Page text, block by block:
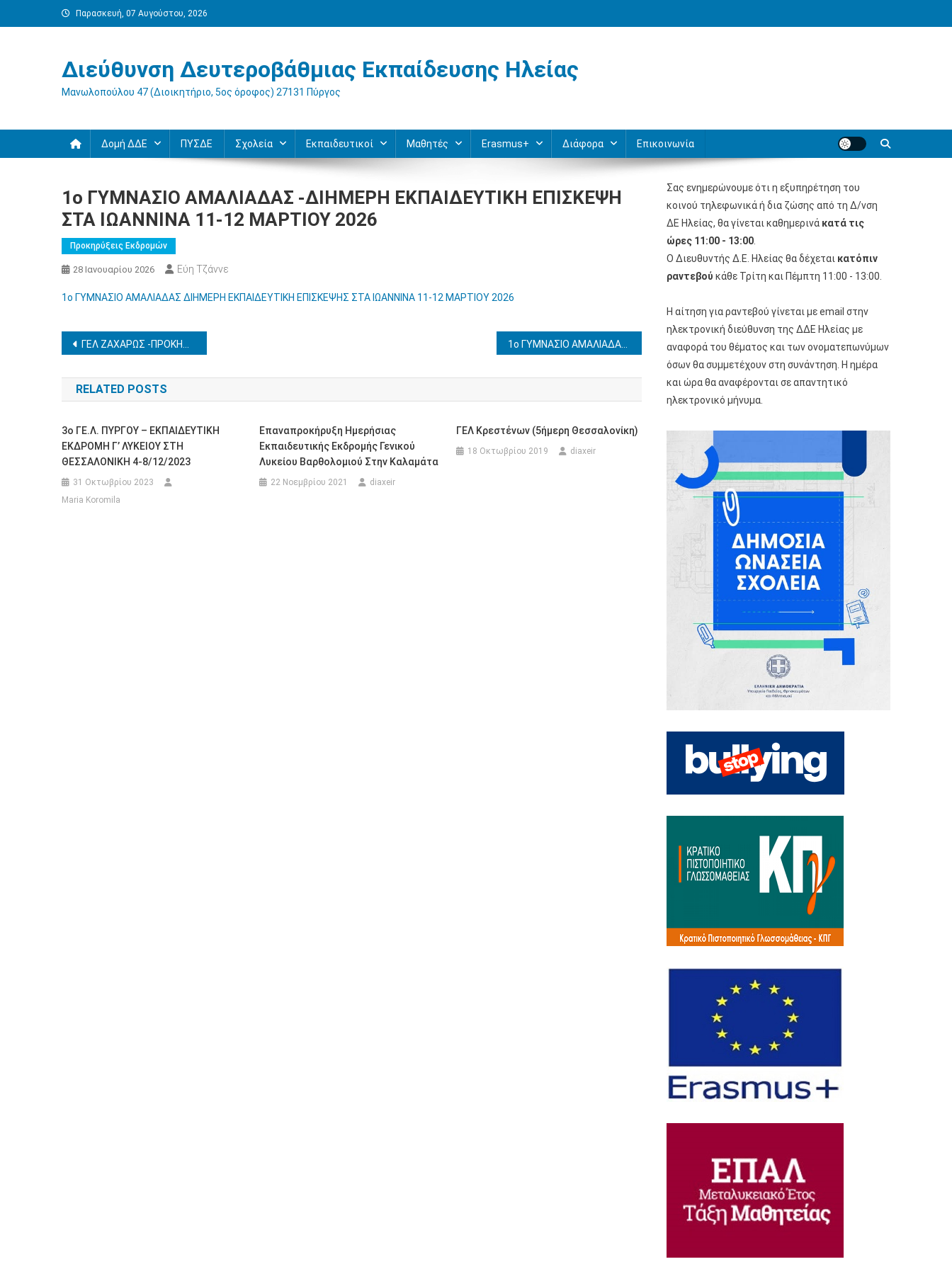
Μεταπηδήστε
στο
Παρασκευή, 07 Αυγούστου, 2026
Διεύθυνση Δευτεροβάθμιας Εκπαίδευσης Ηλείας
Μανωλοπούλου 47 (Διοικητήριο, 5ος όροφος) 27131 Πύργος
Δομή ΔΔΕ ΠΥΣΔΕ Σχολεία Εκπαιδευτικοί Μαθητές Erasmus+ Διάφορα Επικοινωνία
1ο ΓΥΜΝΑΣΙΟ ΑΜΑΛΙΑΔΑΣ -ΔΙΗΜΕΡΗ ΕΚΠΑΙΔΕΥΤΙΚΗ ΕΠΙΣΚΕΨΗ
ΣΤΑ ΙΩΑΝΝΙΝΑ 11-12 ΜΑΡΤΙΟΥ 2026
Προκηρύξεις Εκδρομών
28 Ιανουαρίου 2026 Εύη Τζάννε
1ο ΓΥΜΝΑΣΙΟ ΑΜΑΛΙΑΔΑΣ ΔΙΗΜΕΡΗ ΕΚΠΑΙΔΕΥΤΙΚΗ ΕΠΙΣΚΕΨΗΣ ΣΤΑ ΙΩΑΝΝΙΝΑ 11-12 ΜΑΡΤΙΟΥ 2026
Πλοήγηση
άρθρων
ΓΕΛ ΖΑΧΑΡΩΣ -ΠΡΟΚΗΡΥΞΗ ΕΚΔΡΟΜΗΣ ΣΤΑ ΙΩΑΝΝΙΝΑ 18 έως 20-3 ή 31-3 έως 2-4-2026
RELATED POSTS
3o ΓΕ.Λ. ΠΥΡΓΟΥ – ΕΚΠΑΙΔΕΥΤΙΚΗ
ΕΚΔΡΟΜΗ Γ’ ΛΥΚΕΙΟΥ ΣΤΗ
ΘΕΣΣΑΛΟΝΙΚΗ 4-8/12/2023
31 Οκτωβρίου 2023
Maria Koromila
Επαναπροκήρυξη Ημερήσιας
Εκπαιδευτικής Εκδρομής Γενικού
Λυκείου Βαρθολομιού Στην Καλαμάτα
22 Νοεμβρίου 2021 diaxeir
ΓΕΛ Κρεστένων (5ήμερη Θεσσαλονίκη)
18 Οκτωβρίου 2019 diaxeir
Σας ενημερώνουμε ότι η εξυπηρέτηση του
κοινού τηλεφωνικά ή δια ζώσης από τη Δ/νση
ΔΕ Ηλείας, θα γίνεται καθημερινά κατά τις
ώρες 11:00 - 13:00
Ο Διευθυντής Δ.Ε. Ηλείας θα δέχεται κατόπιν
ραντεβού κάθε Τρίτη και Πέμπτη 11:00 - 13:00.
Η αίτηση για ραντεβού γίνεται με email στην
ηλεκτρονική διεύθυνση της ΔΔΕ Ηλείας με
αναφορά του θέματος και των ονοματεπωνύμων
όσων θα συμμετέχουν στη συνάντηση. Η ημέρα
και ώρα θα αναφέρονται σε απαντητικό
ηλεκτρονικό μήνυμα.